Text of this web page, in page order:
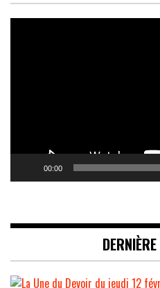
00:00